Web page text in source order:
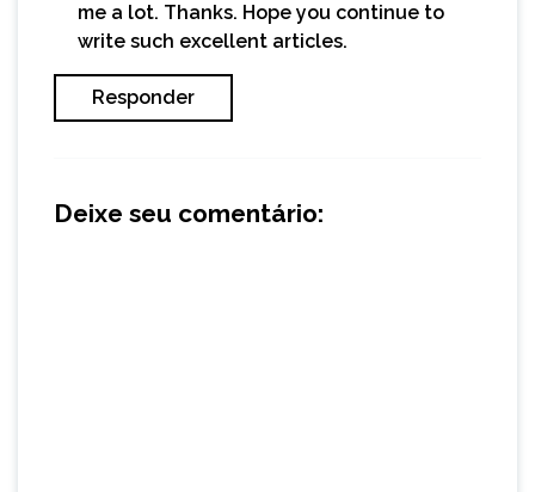
me a lot. Thanks. Hope you continue to
write such excellent articles.
Responder
Deixe seu comentário: